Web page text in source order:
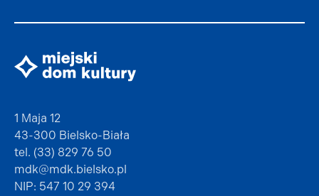
1 Maja 12
43-300 Bielsko-Biała
tel. (33) 829 76 50
mdk@mdk.bielsko.pl
NIP: 547 10 29 394